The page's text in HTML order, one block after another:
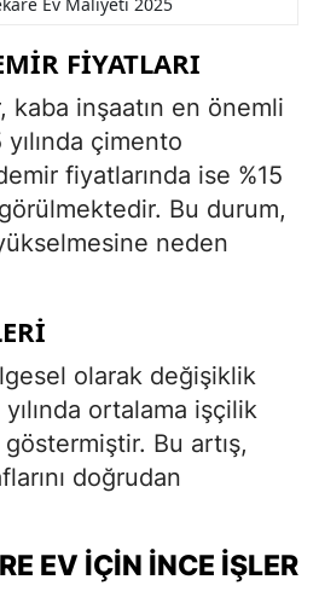
FIYATLARI
kaba inşaatın en önemli
çimento
fiyatlarında ise %15
Bu durum,
neden
olarak değişiklik
ortalama işçilik
Bu artış,
doğrudan
EV İÇIN İNCE İŞLER